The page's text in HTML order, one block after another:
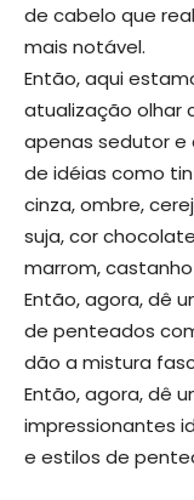
de cabelo que
mais notável.
Então, aqui
atualização olhar
apenas sedutor e
de idéias como
cinza, ombre,
suja, cor
marrom,
Então, agora, dê
de penteados
dão a mistura
Então, agora, dê
impressionantes
e estilos de